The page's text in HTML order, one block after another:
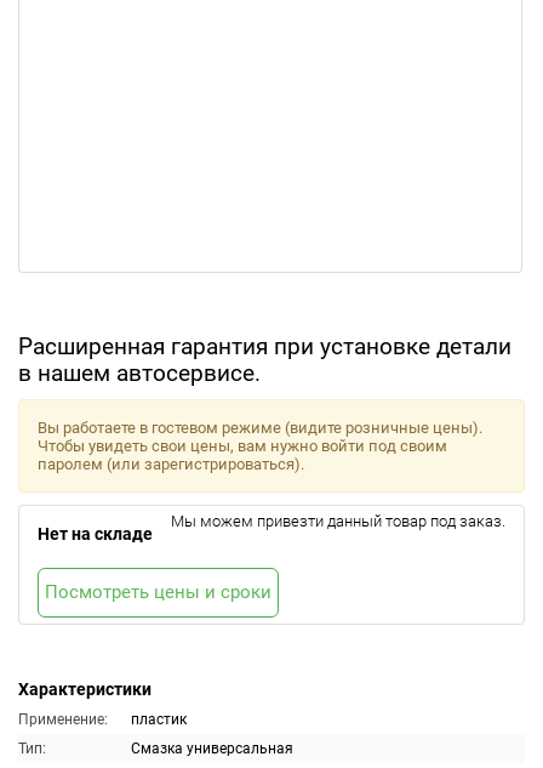
Расширенная гарантия при установке детали
в нашем автосервисе.
Характеристики
Применение:
пластик
Тип:
Смазка универсальная
Вы работаете в гостевом режиме (видите розничные цены).
Чтобы увидеть свои цены, вам нужно войти под своим
паролем (или зарегистрироваться).
Нет на складе
Мы можем привезти данный товар под заказ.
Посмотреть цены и сроки